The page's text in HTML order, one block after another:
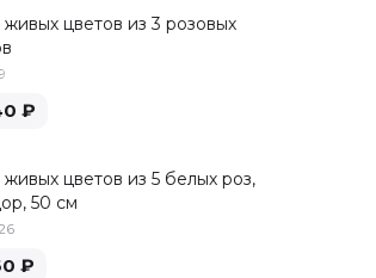
живых цветов из 3 розовых
₽
живых цветов из 5 белых роз,
50 см
₽